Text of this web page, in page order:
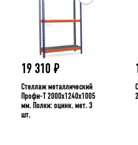
19 310 ₽
Стеллаж металлический
Профи-Т 2000x1240x1005
мм. Полки: оцинк. мет. 3
шт.